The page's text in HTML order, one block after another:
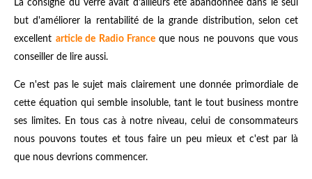
La consigne du verre avait d'ailleurs été abandonnée dans le seul
but d'améliorer la rentabilité de la grande distribution, selon cet
excellent article de Radio France que nous ne pouvons que vous
conseiller de lire aussi.
Ce n'est pas le sujet mais clairement une donnée primordiale de
cette équation qui semble insoluble, tant le tout business montre
ses limites. En tous cas à notre niveau, celui de consommateurs
nous pouvons toutes et tous faire un peu mieux et c'est par là
que nous devrions commencer.